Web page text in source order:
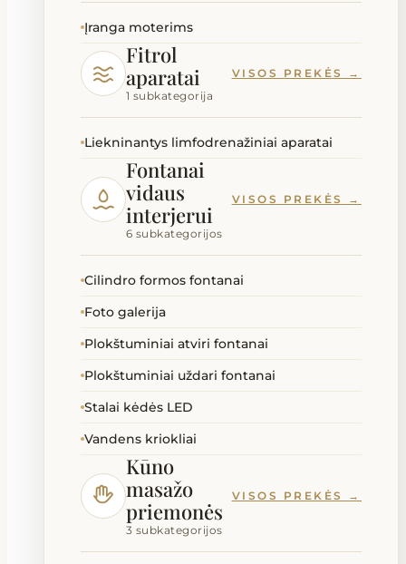
Įranga moterims
Fitrol
aparatai
1 subkategorija
VISOS PREKĖS →
Liekninantys limfodrenažiniai aparatai
Fontanai
vidaus
interjerui
6 subkategorijos
VISOS PREKĖS →
Cilindro formos fontanai
Foto galerija
Plokštuminiai atviri fontanai
Plokštuminiai uždari fontanai
Stalai kėdės LED
Vandens kriokliai
Kūno
masažo
priemonės
3 subkategorijos
VISOS PREKĖS →